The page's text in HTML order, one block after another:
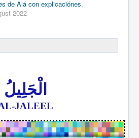
de Alá con explicaciónes.
2022
الْجَلِيلُ
JALEEL